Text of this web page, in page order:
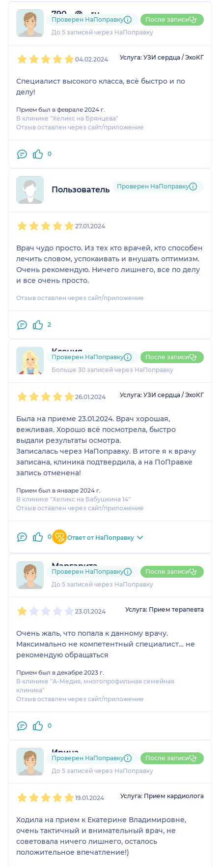
790....@....ru
1 отзыв
До 5 записей через НаПоправку
Проверен НаПоправку После записи
04.02.2024 Услуга: УЗИ сердца / ЭхоКГ
Специалист высокого класса, всё быстро и по
делу!
Прием был в феврале 2024 г.
В клинике "Хеликс на Брянцева"
Отзыв оставлен через сайт/приложение
0
Пользователь НаПоправку
Проверен НаПоправку
27.01.2024
Врач чудо просто. Из тех кто врачей, кто способен
лечить словом, успокаивать и внушать оптимизм.
Очень рекомендую. Ничего лишнего, все по делу
и все очень просто.
Отзыв оставлен через сайт/приложение
2
Ксения
7 отзывов и1 оценка
Больше 30 записей через НаПоправку
Проверен НаПоправку После записи
26.01.2024 Услуга: УЗИ сердца / ЭхоКГ
Была на приеме 23.01.2024. Врач хорошая,
вежливая. Хорошо всё посмотрела, быстро
выдали результаты осмотра.
Записалась через НаПоправку. В итоге я к врачу
записана, клиника подтвердила, а на ПоПравке
запись отменена!
Прием был в январе 2024 г.
В клинике "Хеликс на Бабушкина 14"
Отзыв оставлен через сайт/приложение
0 Ответ от НаПоправку
Маргарита
1 отзыв
До 5 записей через НаПоправку
Проверен НаПоправку После записи
23.01.2024 Услуга: Прием терапевта
Очень жаль, что попала к данному врачу.
Максимально не компетентный специалист… не
рекомендую обращаться
Прием был в декабре 2023 г.
В клинике "А-Медия, многопрофильная семейная
клиника"
Отзыв оставлен через сайт/приложение
0
Ирина
1 отзыв
До 5 записей через НаПоправку
Проверен НаПоправку После записи
19.01.2024 Услуга: Прием кардиолога
Ходила на прием к Екатерине Владимировне,
очень тактичный и внимательный врач, не
советовала ничего лишнего, осталось
положительное впечатление!)